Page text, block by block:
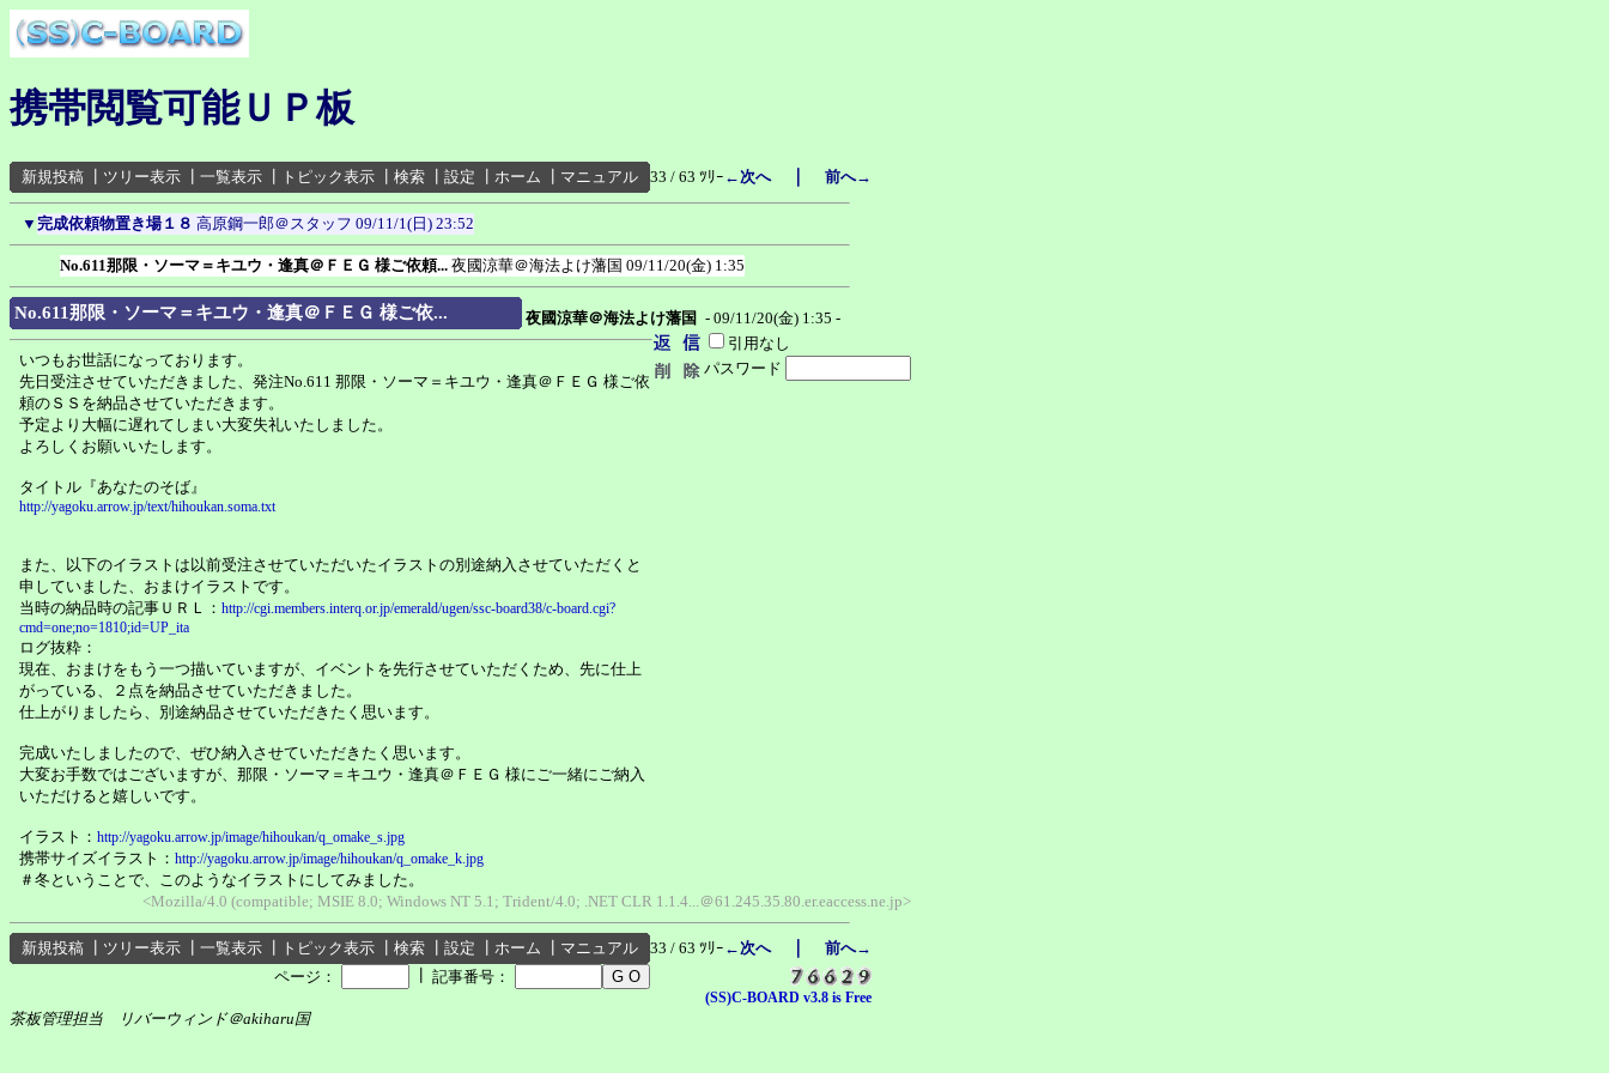
携帯閲覧可能ＵＰ板
新規投稿 ツリー表示 一覧表示 トピック表示 検索 設定 ホーム マニュアル 33 / 63 ﾂﾘｰ ←次へ｜ 前へ→
▼ 完成依頼物置き場１８ 高原鋼一郎＠スタッフ 09/11/1(日) 23:52
No.611那限・ソーマ＝キユウ・逢真＠ＦＥＧ 様ご依頼... 夜國涼華＠海法よけ藩国 09/11/20(金) 1:35
No.611那限・ソーマ＝キユウ・逢真＠ＦＥＧ 様ご依... 夜國涼華＠海法よけ藩国 - 09/11/20(金) 1:35 -
引用なし
パスワード
いつもお世話になっております。
先日受注させていただきました、発注No.611 那限・ソーマ＝キユウ・逢真＠ＦＥＧ 様ご依
頼のＳＳを納品させていただきます。
予定より大幅に遅れてしまい大変失礼いたしました。
よろしくお願いいたします。
タイトル『あなたのそば』
http://yagoku.arrow.jp/text/hihoukan.soma.txt
また、以下のイラストは以前受注させていただいたイラストの別途納入させていただくと
申していました、おまけイラストです。
当時の納品時の記事ＵＲＬ： http://cgi.members.interq.or.jp/emerald/ugen/ssc-board38/c-board.cgi?
cmd=one;no=1810;id=UP_ita
ログ抜粋：
現在、おまけをもう一つ描いていますが、イベントを先行させていただくため、先に仕上
がっている、２点を納品させていただきました。
仕上がりましたら、別途納品させていただきたく思います。
完成いたしましたので、ぜひ納入させていただきたく思います。
大変お手数ではございますが、那限・ソーマ＝キユウ・逢真＠ＦＥＧ 様にご一緒にご納入
いただけると嬉しいです。
イラスト： http://yagoku.arrow.jp/image/hihoukan/q_omake_s.jpg
携帯サイズイラスト： http://yagoku.arrow.jp/image/hihoukan/q_omake_k.jpg
＃冬ということで、このようなイラストにしてみました。
<Mozilla/4.0 (compatible; MSIE 8.0; Windows NT 5.1; Trident/4.0; .NET CLR 1.1.4...＠61.245.35.80.er.eaccess.ne.jp>
新規投稿 ツリー表示 一覧表示 トピック表示 検索 設定 ホーム マニュアル 33 / 63 ﾂﾘｰ ←次へ｜ 前へ→
ページ：
記事番号：
(SS)C-BOARD v3.8 is Free
茶板管理担当 リバーウィンド＠akiharu国